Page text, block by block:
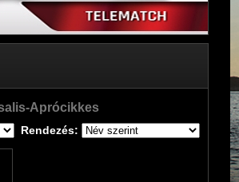
Aprócikkes
Rendezés: